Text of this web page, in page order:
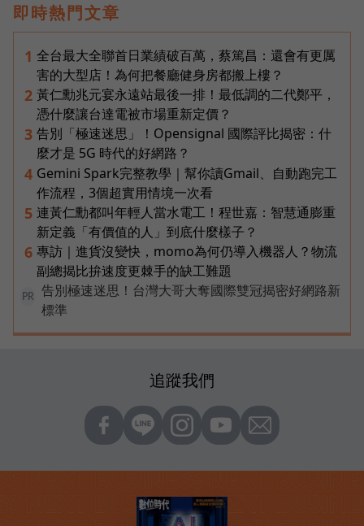
即時熱門文章
1 全台最大全聯首日業績破百萬，蔡篤昌：還會有更厲
害的大型店！為何把餐廳健身房都搬上樓？
2 黃仁勳兆元宴永遠站最後一排！最低調的二代鄭平，
憑什麼讓台達電被市場重新定價？
3 告別「極速迷思」！Opensignal 國際評比揭密：什
麼才是 5G 時代的好網路？
4 Gemini Spark完整教學｜幫你讀Gmail、自動跑完工
作流程，3個超實用情境一次看
5 連黃仁勳都叫年輕人當水電工！程世嘉：智慧通膨重
新定義「有價值的人」到底什麼樣子？
6 專訪｜進貨沒變快，momo為何仍導入機器人？物流
副總揭比拚速度更棘手的缺工難題
PR
告別極速迷思！台灣大哥大奪國際雙冠揭密好網路新
標準
追蹤我們